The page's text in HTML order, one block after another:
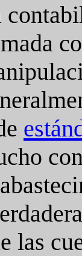
las